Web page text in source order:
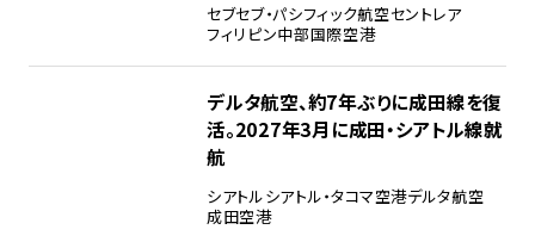
セブセブ・パシフィック航空セントレア
フィリピン中部国際空港
デルタ航空、約7年ぶりに成田線を復
活。2027年3月に成田・シアトル線就
航
シアトルシアトル・タコマ空港デルタ航空
成田空港